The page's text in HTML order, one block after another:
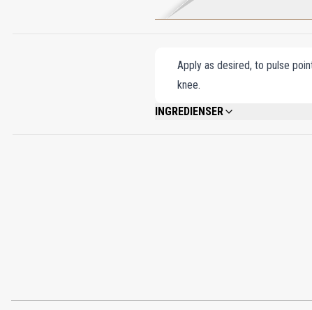
Apply as desired, to pulse
knee.
INGREDIENSER
ALCOHOL DENAT, PARFUM